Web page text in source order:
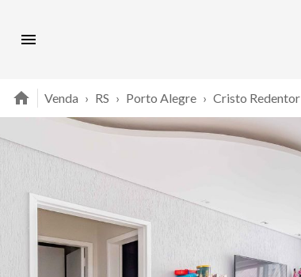
Venda › RS › Porto Alegre › Cristo Redentor